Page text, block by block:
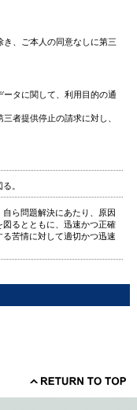
ご本人の同意なしに第三
に関して、利用目的の通
提供停止の請求に対し、
。
ら問題解決にあたり、原因
るとともに、迅速かつ正確
苦情に対して適切かつ迅速